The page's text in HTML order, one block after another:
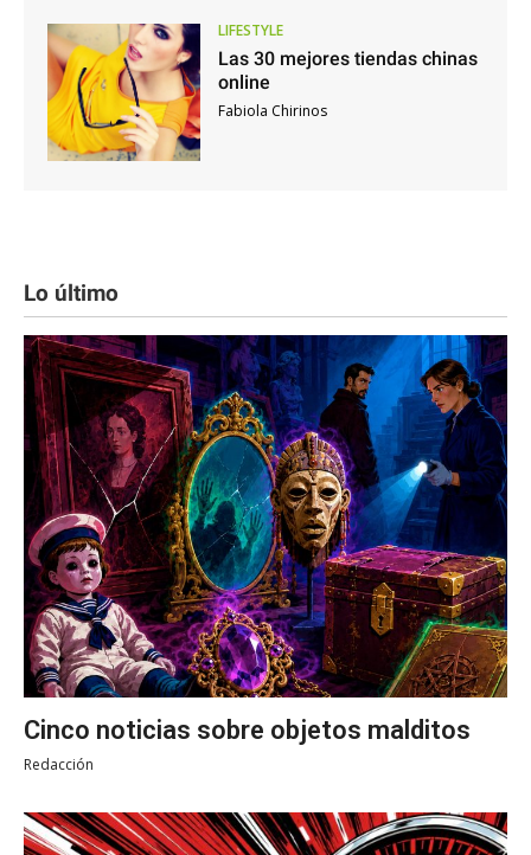
LIFESTYLE
Las 30 mejores tiendas chinas
online
Fabiola Chirinos
Lo último
Cinco noticias sobre objetos malditos
Redacción